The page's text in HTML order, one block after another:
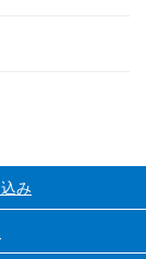
み